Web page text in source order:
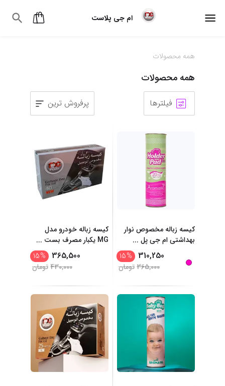
ام جی پلاست
همه محصولات
همه محصولات
فیلترها پرفروش ترین
کیسه زباله مخصوص نوار
بهداشتی ام جی پل ...
310,250
%
15
365,000تومان
کیسه زباله خودرو مدل
MG یکبار مصرف بست
...
365,500
%
15
430,000تومان